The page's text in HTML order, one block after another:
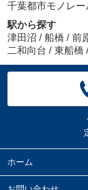
千葉都市モノレー
駅から探す
津田沼 / 船橋 / 前
二和向台 / 東船橋 /
ホーム